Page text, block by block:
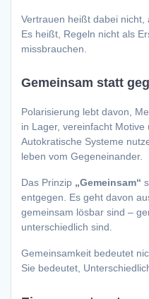
Vertrauen heißt dabei nicht,
Es heißt, Regeln nicht als
missbrauchen.
Gemeinsam statt
Polarisierung lebt davon,
in Lager, vereinfacht
Autokratische Systeme
leben vom Gegeneinander.
Das Prinzip „Gemeinsam“
entgegen. Es geht davon
gemeinsam lösbar sind –
unterschiedlich sind.
Gemeinsamkeit bedeutet
Sie bedeutet,